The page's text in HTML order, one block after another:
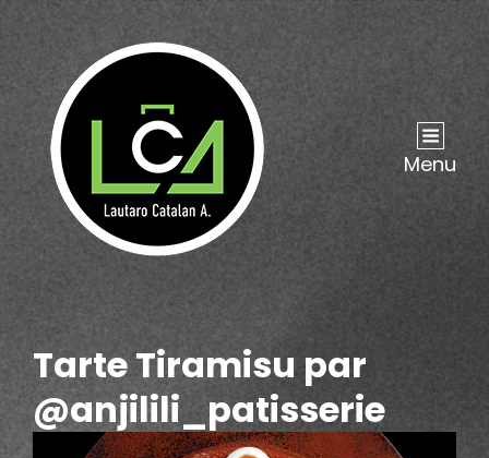
Menu
Tarte Tiramisu par
@anjilili_patisserie